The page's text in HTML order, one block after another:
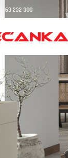
63 232 300